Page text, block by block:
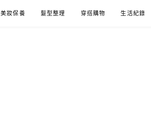
美妝保養 髮型整理 穿搭購物 生活紀錄